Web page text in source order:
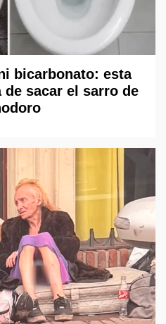
bicarbonato: esta
de sacar el sarro de